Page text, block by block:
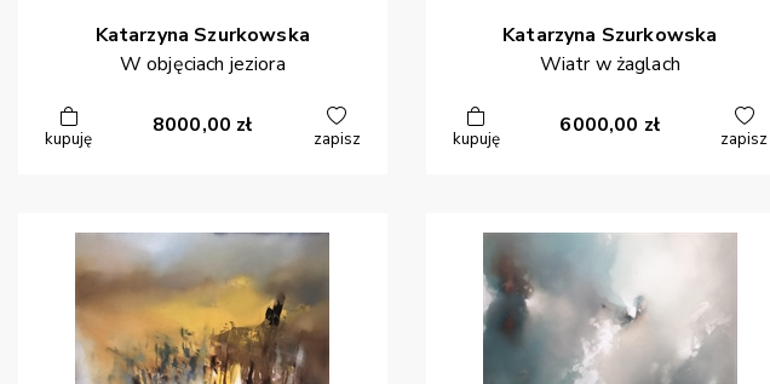
Katarzyna Szurkowska
W objęciach jeziora
kupuję
8000,00 zł
zapisz
Katarzyna Szurkowska
Wiatr w żaglach
kupuję
6000,00 zł
zapisz